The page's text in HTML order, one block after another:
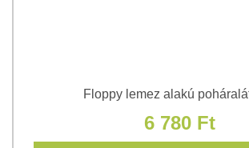
Floppy lemez alakú
6 780 Ft